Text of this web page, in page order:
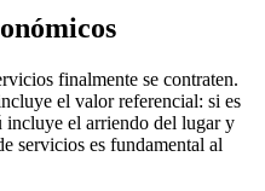
finalmente se contraten.
el valor referencial: si es
incluye el arriendo del lugar y
servicios es fundamental al